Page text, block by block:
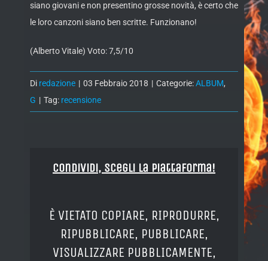
siano giovani e non presentino grosse novità, è certo che
le loro canzoni siano ben scritte. Funzionano!
(Alberto Vitale) Voto: 7,5/10
Di redazione | 03 Febbraio 2018 | Categorie:ALBUM,
G | Tag: recensione
Condividi, Scegli la piattaforma!
È VIETATO COPIARE, RIPRODURRE,
RIPUBBLICARE, PUBBLICARE,
VISUALIZZARE PUBBLICAMENTE,